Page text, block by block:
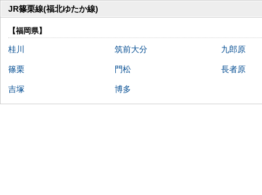
JR篠栗線(福北ゆたか線)
【福岡県】
桂川 筑前大分 九郎原
篠栗 門松 長者原
吉塚 博多